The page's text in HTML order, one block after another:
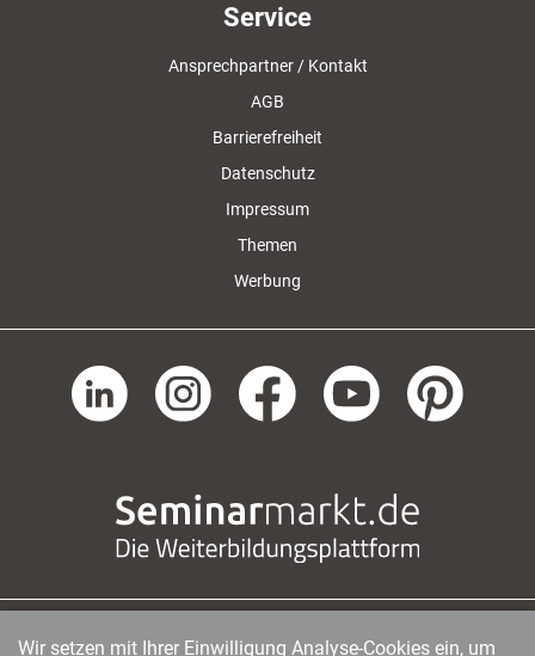
Service
Ansprechpartner / Kontakt
AGB
Barrierefreiheit
Datenschutz
Impressum
Themen
Werbung
managerSeminare Verlags GmbH | Endenicher Str. 41 |
Wir setzen mit Ihrer Einwilligung Analyse-Cookies ein, um